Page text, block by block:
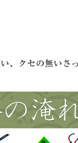
、クセの無いさ